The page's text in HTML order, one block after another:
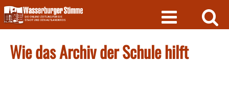
Skip
to
content
Wie das Archiv der Schule hilft